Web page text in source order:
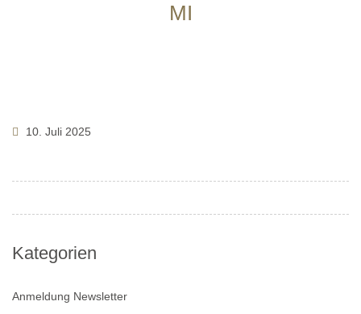
MI
10. Juli 2025
Kategorien
Anmeldung Newsletter